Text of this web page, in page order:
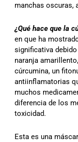
manchas oscuras,
¿Qué hace que la
en que ha
significativa
naranja
cúrcumina, un
antiinflamatorias
muchos
diferencia de los
toxicidad.
Esta es una